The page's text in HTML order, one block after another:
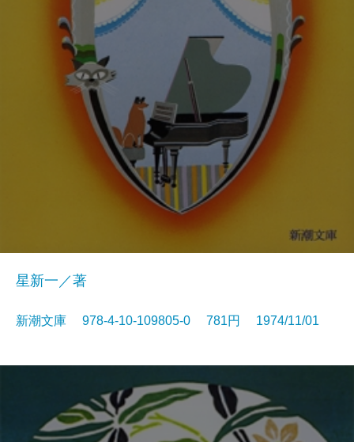
星新一／著
新潮文庫 978-4-10-109805-0 781円 1974/11/01